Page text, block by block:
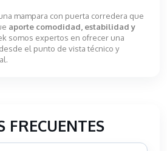
mampara con puerta corredera que
aporte comodidad, estabilidad y
somos expertos en ofrecer una
el punto de vista técnico y
FRECUENTES